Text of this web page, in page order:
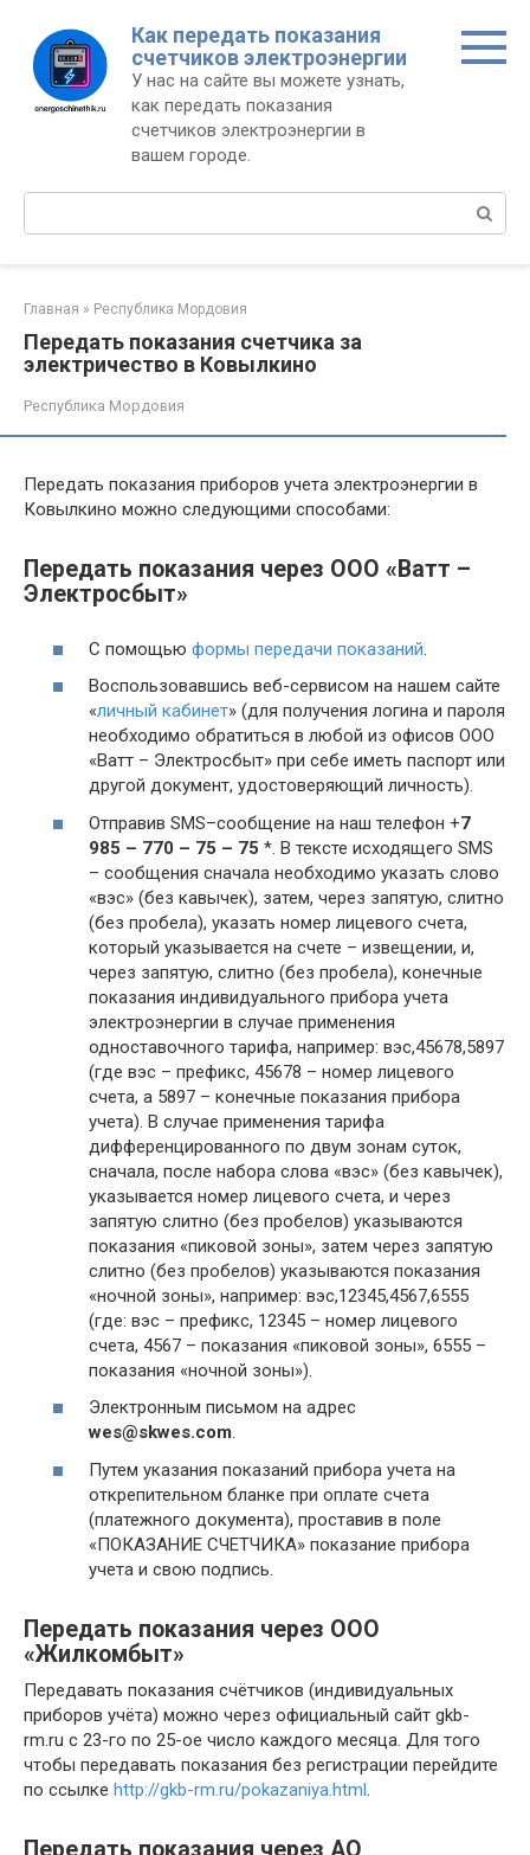
контенту
Как передать показания
счетчиков электроэнергии
У нас на сайте вы можете узнать,
как передать показания
счетчиков электроэнергии в
вашем городе.
Поиск:
Главная » Республика Мордовия
Передать показания счетчика за
электричество в Ковылкино
Республика Мордовия
Передать показания приборов учета электроэнергии в
Ковылкино можно следующими способами:
Передать показания через ООО «Ватт –
Электросбыт»
С помощью формы передачи показаний.
Воспользовавшись веб-сервисом на нашем сайте
«личный кабинет» (для получения логина и пароля
необходимо обратиться в любой из офисов ООО
«Ватт – Электросбыт» при себе иметь паспорт или
другой документ, удостоверяющий личность).
Отправив SMS–сообщение на наш телефон +7
985 – 770 – 75 – 75 *. В тексте исходящего SMS
– сообщения сначала необходимо указать слово
«вэс» (без кавычек), затем, через запятую, слитно
(без пробела), указать номер лицевого счета,
который указывается на счете – извещении, и,
через запятую, слитно (без пробела), конечные
показания индивидуального прибора учета
электроэнергии в случае применения
одноставочного тарифа, например: вэс,45678,5897
(где вэс – префикс, 45678 – номер лицевого
счета, а 5897 – конечные показания прибора
учета). В случае применения тарифа
дифференцированного по двум зонам суток,
сначала, после набора слова «вэс» (без кавычек),
указывается номер лицевого счета, и через
запятую слитно (без пробелов) указываются
показания «пиковой зоны», затем через запятую
слитно (без пробелов) указываются показания
«ночной зоны», например: вэс,12345,4567,6555
(где: вэс – префикс, 12345 – номер лицевого
счета, 4567 – показания «пиковой зоны», 6555 –
показания «ночной зоны»).
Электронным письмом на адрес
wes@skwes.com.
Путем указания показаний прибора учета на
открепительном бланке при оплате счета
(платежного документа), проставив в поле
«ПОКАЗАНИЕ СЧЕТЧИКА» показание прибора
учета и свою подпись.
Передать показания через ООО
«Жилкомбыт»
Передавать показания счётчиков (индивидуальных
приборов учёта) можно через официальный сайт gkb-
rm.ru с 23-го по 25-ое число каждого месяца. Для того
чтобы передавать показания без регистрации перейдите
по ссылке http://gkb-rm.ru/pokazaniya.html.